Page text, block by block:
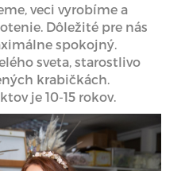
veci vyrobíme a
Dôležité pre nás
spokojný.
sveta, starostlivo
krabičkách.
je 10-15 rokov.